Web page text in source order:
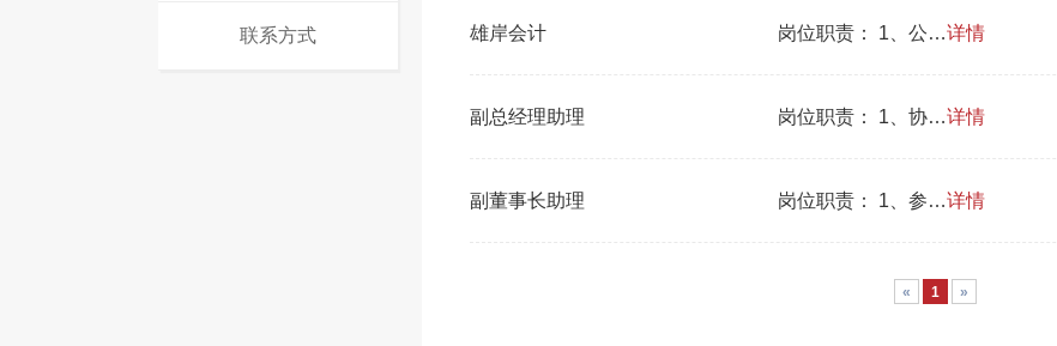
联系方式 雄岸会计 岗位职责： 1、公…详情
副总经理助理 岗位职责： 1、协…详情
副董事长助理 岗位职责： 1、参…详情
« 1 »